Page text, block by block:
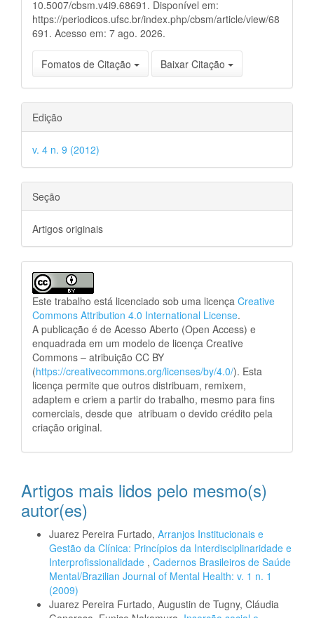
10.5007/cbsm.v4i9.68691. Disponível em:
https://periodicos.ufsc.br/index.php/cbsm/article/view/68
691. Acesso em: 7 ago. 2026.
Fomatos de Citação Baixar Citação
Edição
v. 4 n. 9 (2012)
Seção
Artigos originais
Este trabalho está licenciado sob uma licença Creative
Commons Attribution 4.0 International License.
A publicação é de Acesso Aberto (Open Access) e
enquadrada em um modelo de licença Creative
Commons – atribuição CC BY
(https://creativecommons.org/licenses/by/4.0/). Esta
licença permite que outros distribuam, remixem,
adaptem e criem a partir do trabalho, mesmo para fins
comerciais, desde que atribuam o devido crédito pela
criação original.
Artigos mais lidos pelo mesmo(s)
autor(es)
Juarez Pereira Furtado, Arranjos Institucionais e
Gestão da Clínica: Princípios da Interdisciplinaridade e
Interprofissionalidade , Cadernos Brasileiros de Saúde
Mental/Brazilian Journal of Mental Health: v. 1 n. 1
(2009)
Juarez Pereira Furtado, Augustin de Tugny, Cláudia